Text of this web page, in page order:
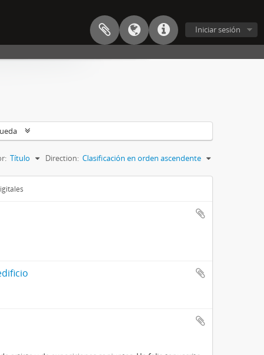
Iniciar sesión
Título Direction: Clasificación en orden ascendente